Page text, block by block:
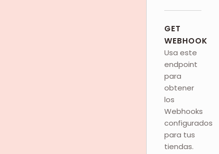
GET
WEBHOOK
Usa este
endpoint
para
obtener
los
Webhooks
configurados
para tus
tiendas.